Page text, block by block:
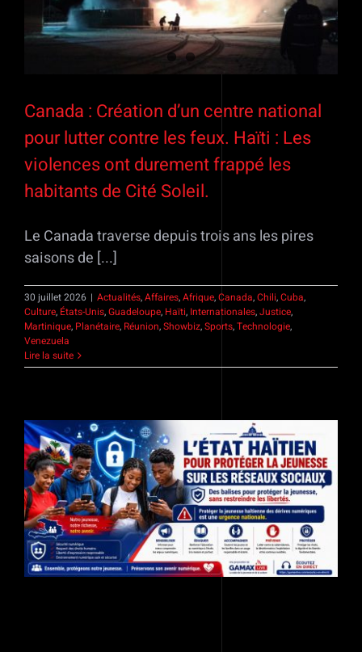
Canada : Création d’un centre national
pour lutter contre les feux. Haïti : Les
violences ont durement frappé les
habitants de Cité Soleil.
Le Canada traverse depuis trois ans les pires
saisons de [...]
30 juillet 2026 | Actualités,Affaires,Afrique,Canada,Chili,Cuba,
Culture, États-Unis,Guadeloupe, Haïti, Internationales,Justice,
Martinique, Planétaire, Réunion,Showbiz,Sports,Technologie,
Venezuela
Lire la suite